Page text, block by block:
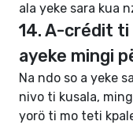
ala yeke sara kua
14. A-crédit ti
ayeke mingi
Na ndo so a yeke
nivo ti kusala,
yorö ti mo teti